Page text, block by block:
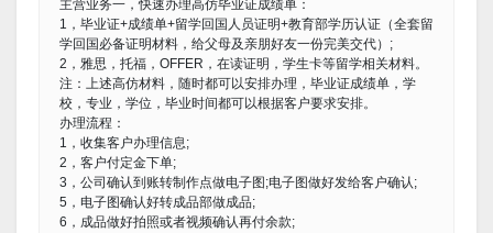
主营业务一，快速办理高仿毕业证成绩单：
1，毕业证+成绩单+留学回国人员证明+教育部学历认证（全套留
学回国必备证明材料，给父母及亲朋好友一份完美交代）;
2，雅思，托福，OFFER，在读证明，学生卡等留学相关材料。
注：上述高仿材料，随时都可以安排办理，毕业证成绩单，学
校，专业，学位，毕业时间都可以根据客户要求安排。
办理流程：
1，收集客户办理信息;
2，客户付定金下单;
3，公司确认到账转制作点做电子图;电子图做好发给客户确认;
5，电子图确认好转成品部做成品;
6，成品做好拍照或者视频确认再付余款;